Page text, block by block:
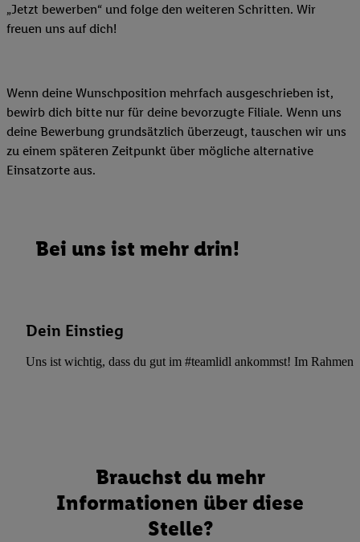
„Jetzt bewerben“ und folge den weiteren Schritten. Wir
freuen uns auf dich!
Wenn deine Wunschposition mehrfach ausgeschrieben ist,
bewirb dich bitte nur für deine bevorzugte Filiale. Wenn uns
deine Bewerbung grundsätzlich überzeugt, tauschen wir uns
zu einem späteren Zeitpunkt über mögliche alternative
Einsatzorte aus.
Bei uns ist mehr drin!
Dein Einstieg
Uns ist wichtig, dass du gut im #teamlidl ankommst! Im Rahmen
Brauchst du mehr
Informationen über diese
Stelle?